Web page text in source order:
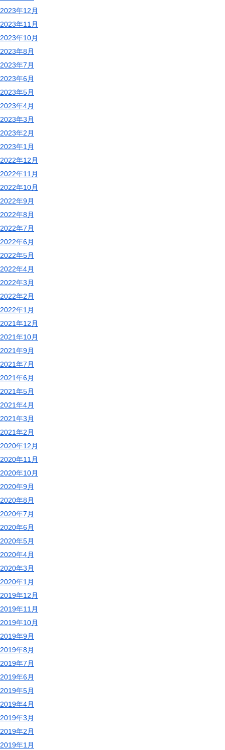
2023年12月
2023年11月
2023年10月
2023年8月
2023年7月
2023年6月
2023年5月
2023年4月
2023年3月
2023年2月
2023年1月
2022年12月
2022年11月
2022年10月
2022年9月
2022年8月
2022年7月
2022年6月
2022年5月
2022年4月
2022年3月
2022年2月
2022年1月
2021年12月
2021年10月
2021年9月
2021年7月
2021年6月
2021年5月
2021年4月
2021年3月
2021年2月
2020年12月
2020年11月
2020年10月
2020年9月
2020年8月
2020年7月
2020年6月
2020年5月
2020年4月
2020年3月
2020年1月
2019年12月
2019年11月
2019年10月
2019年9月
2019年8月
2019年7月
2019年6月
2019年5月
2019年4月
2019年3月
2019年2月
2019年1月